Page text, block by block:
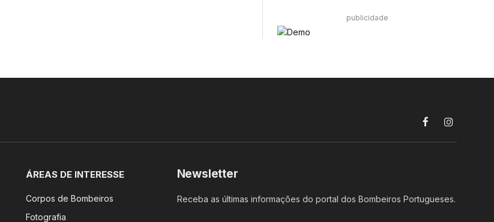
publicidade
FacebookInstagram
ÁREAS DE INTERESSE
Corpos de Bombeiros
Fotografia
Newsletter
Receba as últimas informações do portal dos Bombeiros Portugueses.